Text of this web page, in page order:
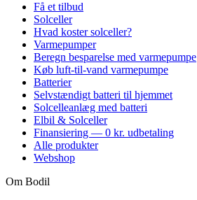
Få et tilbud
Solceller
Hvad koster solceller?
Varmepumper
Beregn besparelse med varmepumpe
Køb luft-til-vand varmepumpe
Batterier
Selvstændigt batteri til hjemmet
Solcelleanlæg med batteri
Elbil & Solceller
Finansiering — 0 kr. udbetaling
Alle produkter
Webshop
Om Bodil